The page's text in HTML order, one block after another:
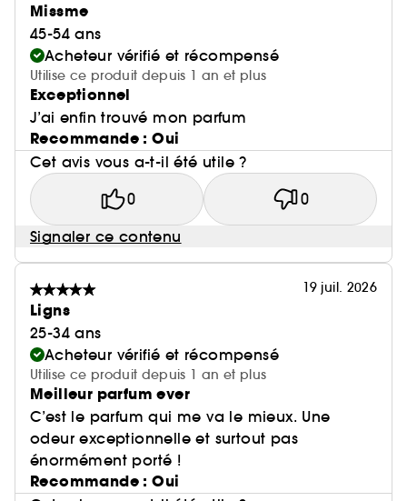
Missme
45-54 ans
Acheteur vérifié et récompensé
Utilise ce produit depuis 1 an et plus
Exceptionnel
J’ai enfin trouvé mon parfum
Recommande : Oui
Cet avis vous a-t-il été utile ?
0 0
Signaler ce contenu
19 juil. 2026
Ligns
25-34 ans
Acheteur vérifié et récompensé
Utilise ce produit depuis 1 an et plus
Meilleur parfum ever
C’est le parfum qui me va le mieux. Une
odeur exceptionnelle et surtout pas
énormément porté !
Recommande : Oui